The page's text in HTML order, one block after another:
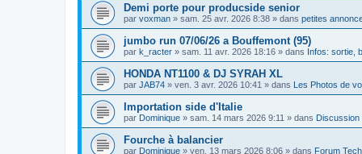
Demi porte pour producside senior
par voxman » sam. 25 avr. 2026 8:38 » dans petites
jumbo run 07/06/26 a Bouffemont (95)
par k_racter » sam. 11 avr. 2026 18:16 » dans Infos: sortie,
HONDA NT1100 & DJ SYRAH XL
par JAB74 » ven. 3 avr. 2026 10:41 » dans Les Photos de
Importation side d'Italie
par Dominique » sam. 14 mars 2026 9:11 » dans Discussion
Fourche à balancier
par Dominique » ven. 13 mars 2026 8:06 » dans Forum